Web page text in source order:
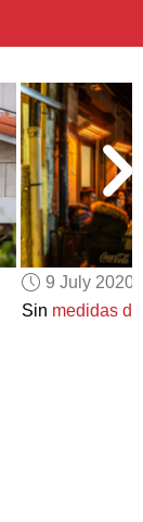
9 July 2020
Sin medidas